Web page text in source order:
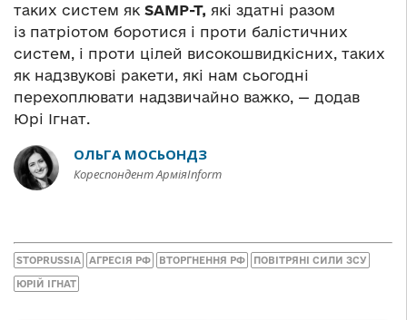
таких систем як SAMP-T, які здатні разом
із патріотом боротися і проти балістичних
систем, і проти цілей високошвидкісних, таких
як надзвукові ракети, які нам сьогодні
перехоплювати надзвичайно важко, — додав
Юрі Ігнат.
ОЛЬГА МОСЬОНДЗ
Кореспондент АрміяInform
STOPRUSSIA АГРЕСІЯ РФ ВТОРГНЕННЯ РФ ПОВІТРЯНІ СИЛИ ЗСУ
ЮРІЙ ІГНАТ